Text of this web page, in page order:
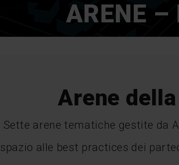
ARENE –
Arene
Sette arene tematiche gestite da
spazio alle best practices dei